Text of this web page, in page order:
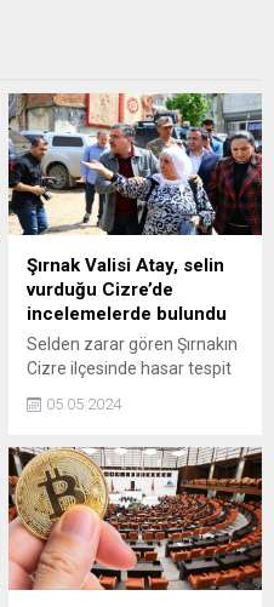
Şırnak Valisi Atay, selin
vurduğu Cizre’de
incelemelerde bulundu
Selden zarar gören Şırnakın
Cizre ilçesinde hasar tespit
yerinde inceleyen Şırnak
hasarlı olmak üzere 70 ev, 7
iş yeri ve 6 aracın zarar
gördüğünü söyledi.
05.05.2024